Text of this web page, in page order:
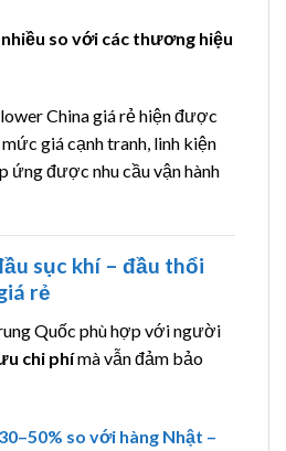
so với các thương hiệu
China giá rẻ hiện được
giá cạnh tranh, linh kiện
ứng được nhu cầu vận hành
sục khí – đầu thổi
rẻ
Quốc phù hợp với người
chi phímà vẫn đảm bảo
so với hàng Nhật –